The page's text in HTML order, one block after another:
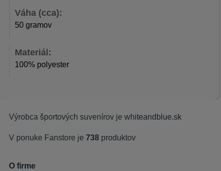
Váha (cca):
50 gramov
Materiál:
100% polyester
Výrobca športových suvenírov je whiteandblue.sk
V ponuke Fanstore je 738 produktov
O firme